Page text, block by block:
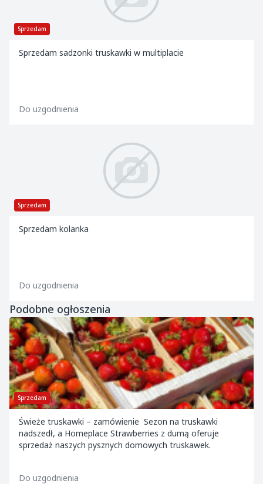
Sprzedam
Sprzedam sadzonki truskawki w multiplacie
Do uzgodnienia
Sprzedam
Sprzedam kolanka
Do uzgodnienia
Podobne ogłoszenia
Sprzedam
Świeże truskawki – zamówienie Sezon na truskawki
nadszedł, a Homeplace Strawberries z dumą oferuje
sprzedaż naszych pysznych domowych truskawek.
Do uzgodnienia